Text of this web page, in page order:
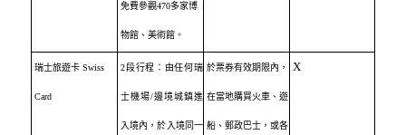
免費參觀470多家博
物館、美術館。
瑞士旅遊卡Swiss
Card
2段行程：由任何瑞
士機場/邊境城鎮進
入境內，於入境同一
於票券有效期限內，
在當地購買火車、遊
船、郵政巴士，或各
X